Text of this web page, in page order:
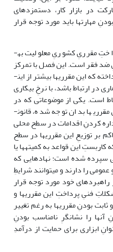
در بازار کار، دستمزدهای
مهارت­ها باید مورد توجه قرار
عنوانِ فصل هشتم کتاب، پرداختِ مقرریِ کشوریِ معلولیت به­
ضد فقر است. این فصل با تمرکز
بر کشور ایتالیا به این مسأله پرداخته که این مقرری­ها بیشتر از این­
در ارتباط باشد، با نرخِ بیکاری
است. یکی از موضوعاتی که در
این فصل در زمینۀ توزیعِ این مقرری­ها بدان توجه شده، قانون­
کردنِ اقدامات در سطح محلی
بر توزیعِ این مقرری­ها در سطح
این قواعد به کمیته­ها یا
سپرده شده است؛ نهادهایی که
را دارند و می­توانند شرایطِ
خود مورد توجه قرار
فنیِ پرداختِ این مقرری­ها و
ثابت بودنِ مقرری­ها به رغم تغییر
آن­ها را نشانگرِ نامناسب بودنِ
ابزاری برای حمایت از درآمدِ